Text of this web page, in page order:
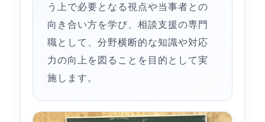
う上で必要となる視点や当事者との
向き合い方を学び、相談支援の専門
職として、分野横断的な知識や対応
力の向上を図ることを目的として実
施します。